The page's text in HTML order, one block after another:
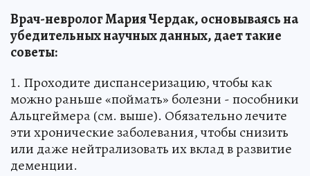
Врач-невролог Мария Чердак, основываясь на
убедительных научных данных, дает такие
советы:
1. Проходите диспансеризацию, чтобы как
можно раньше «поймать» болезни - пособники
Альцгеймера (см. выше). Обязательно лечите
эти хронические заболевания, чтобы снизить
или даже нейтрализовать их вклад в развитие
деменции.